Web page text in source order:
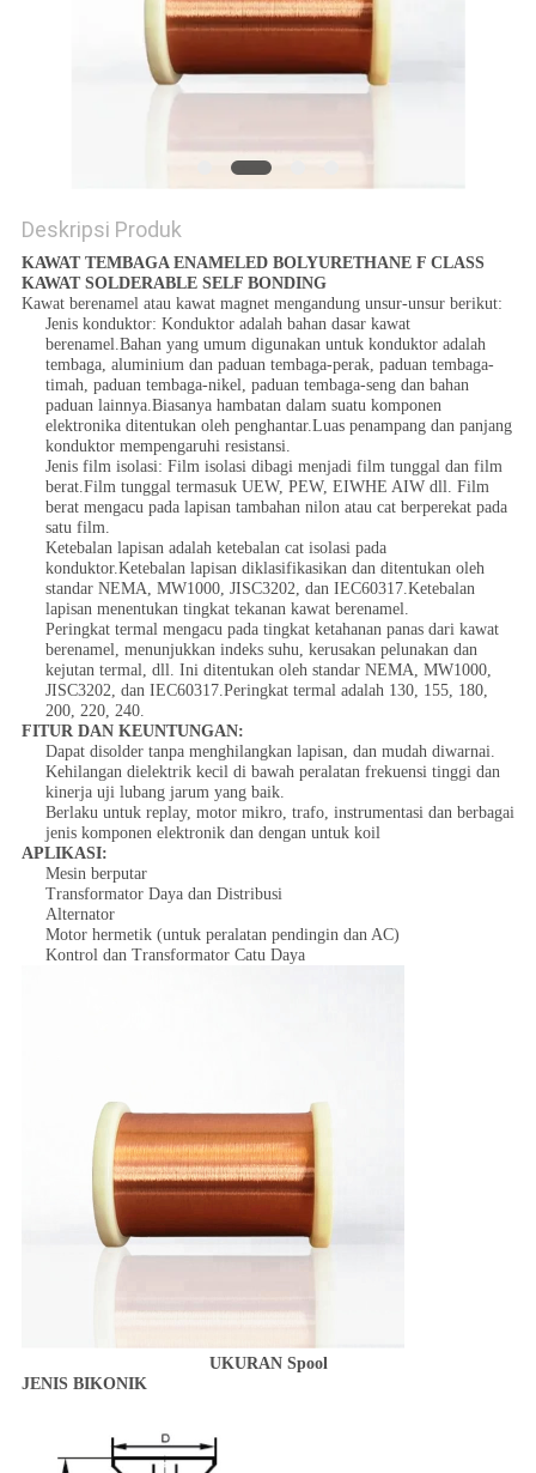
Deskripsi Produk
KAWAT TEMBAGA ENAMELED BOLYURETHANE F CLASS
KAWAT SOLDERABLE SELF BONDING
Kawat berenamel atau kawat magnet mengandung unsur-unsur berikut:
Jenis konduktor: Konduktor adalah bahan dasar kawat
berenamel.Bahan yang umum digunakan untuk konduktor adalah
tembaga, aluminium dan paduan tembaga-perak, paduan tembaga-
timah, paduan tembaga-nikel, paduan tembaga-seng dan bahan
paduan lainnya.Biasanya hambatan dalam suatu komponen
elektronika ditentukan oleh penghantar.Luas penampang dan panjang
konduktor mempengaruhi resistansi.
Jenis film isolasi: Film isolasi dibagi menjadi film tunggal dan film
berat.Film tunggal termasuk UEW, PEW, EIWHE AIW dll. Film
berat mengacu pada lapisan tambahan nilon atau cat berperekat pada
satu film.
Ketebalan lapisan adalah ketebalan cat isolasi pada
konduktor.Ketebalan lapisan diklasifikasikan dan ditentukan oleh
standar NEMA, MW1000, JISC3202, dan IEC60317.Ketebalan
lapisan menentukan tingkat tekanan kawat berenamel.
Peringkat termal mengacu pada tingkat ketahanan panas dari kawat
berenamel, menunjukkan indeks suhu, kerusakan pelunakan dan
kejutan termal, dll. Ini ditentukan oleh standar NEMA, MW1000,
JISC3202, dan IEC60317.Peringkat termal adalah 130, 155, 180,
200, 220, 240.
FITUR DAN KEUNTUNGAN:
Dapat disolder tanpa menghilangkan lapisan, dan mudah diwarnai.
Kehilangan dielektrik kecil di bawah peralatan frekuensi tinggi dan
kinerja uji lubang jarum yang baik.
Berlaku untuk replay, motor mikro, trafo, instrumentasi dan berbagai
jenis komponen elektronik dan dengan untuk koil
APLIKASI:
Mesin berputar
Transformator Daya dan Distribusi
Alternator
Motor hermetik (untuk peralatan pendingin dan AC)
Kontrol dan Transformator Catu Daya
UKURAN Spool
JENIS BIKONIK